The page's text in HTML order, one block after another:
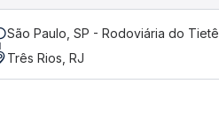
São Paulo, SP - Rodoviária do Tietê
Três Rios, RJ